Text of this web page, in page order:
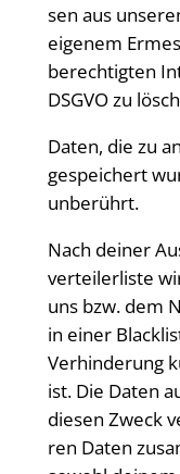
sen aus
eige­nem
berech­tig­ten
DSGVO zu
Daten, die zu
gespei­chert
unberührt.
Nach dei­ner
ver­tei­ler­lis­te
uns bzw. dem
in einer
Ver­hin­de­rung
ist. Die Daten
die­sen Zweck
ren Daten